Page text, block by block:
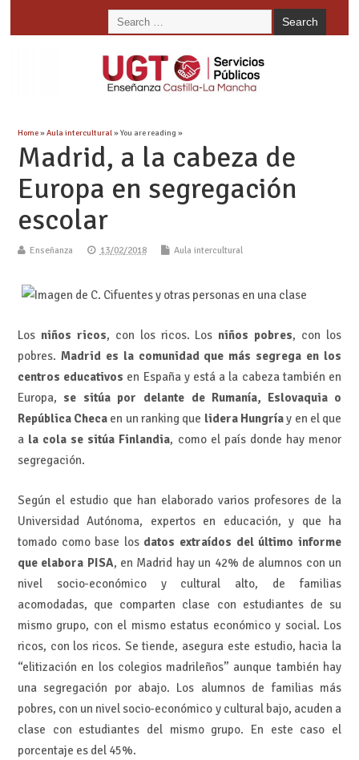
Home»Aula intercultural» You are reading »
Madrid, a la cabeza de
Europa en segregación
escolar
Enseñanza 13/02/2018 Aula intercultural
Los niños ricos, con los ricos. Los niños pobres, con los
pobres. Madrid es la comunidad que más segrega en los
centros educativos en España y está a la cabeza también en
Europa, se sitúa por delante de Rumanía, Eslovaquia o
República Checa en un ranking que lidera Hungríay en el que
ala cola se sitúa Finlandia, como el país donde hay menor
segregación.
Según el estudio que han elaborado varios profesores de la
Universidad Autónoma, expertos en educación, y que ha
tomado como base los datos extraídos del último informe
que elabora PISA, en Madrid hay un 42% de alumnos con un
nivel socio-económico y cultural alto, de familias
acomodadas, que comparten clase con estudiantes de su
mismo grupo, con el mismo estatus económico y social. Los
ricos, con los ricos. Se tiende, asegura este estudio, hacia la
“elitización en los colegios madrileños” aunque también hay
una segregación por abajo. Los alumnos de familias más
pobres, con un nivel socio-económico y cultural bajo, acuden a
clase con estudiantes del mismo grupo. En este caso el
porcentaje es del 45%.